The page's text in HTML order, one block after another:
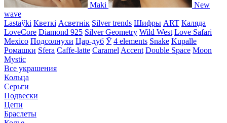
Maki
New
wave
Lastaўki Кветкі Асветнiк Silver trends Шифры ART Каляда
LoveCore Diamond 925 Silver Geometry Wild West Love Safari
Mexico Подсолнухи Цар-дуб Ў 4 elements Snake Kupalle
Ромашки Sfera Caffe-latte Caramel Accent Double Space Moon
Mystic
Все украшения
Кольца
Серьги
Подвески
Цепи
Браслеты